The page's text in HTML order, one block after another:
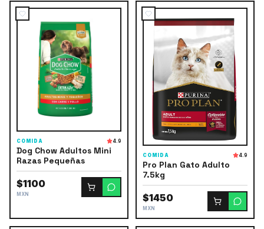
COMIDA 4.9
Dog Chow Adultos Mini
Razas Pequeñas
$1100
MXN
COMIDA 4.9
Pro Plan Gato Adulto
7.5kg
$1450
MXN